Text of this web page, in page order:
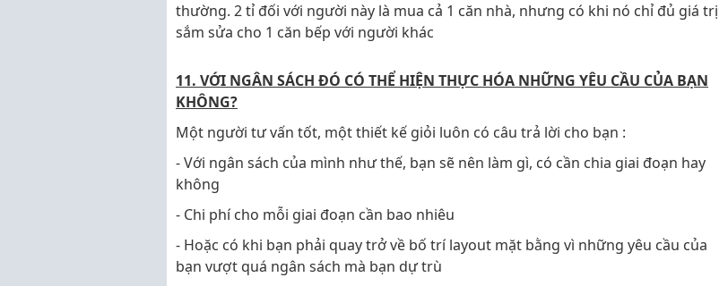
thường. 2 tỉ đối với người này là mua cả 1 căn nhà, nhưng có khi nó chỉ đủ giá trị
sắm sửa cho 1 căn bếp với người khác
11. VỚI NGÂN SÁCH ĐÓ CÓ THỂ HIỆN THỰC HÓA NHỮNG YÊU CẦU CỦA BẠN
KHÔNG?
Một người tư vấn tốt, một thiết kế giỏi luôn có câu trả lời cho bạn :
- Với ngân sách của mình như thế, bạn sẽ nên làm gì, có cần chia giai đoạn hay
không
- Chi phí cho mỗi giai đoạn cần bao nhiêu
- Hoặc có khi bạn phải quay trở về bố trí layout mặt bằng vì những yêu cầu của
bạn vượt quá ngân sách mà bạn dự trù